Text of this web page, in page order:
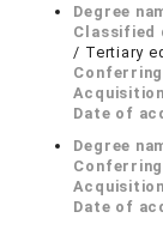
Degree
Classified
/ Tertiary
Date of
Degree
Date of